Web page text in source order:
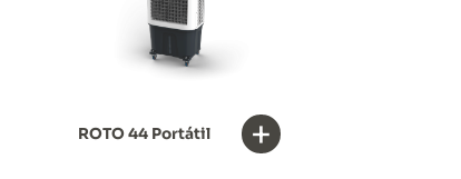
ROTO 44 Portátil +